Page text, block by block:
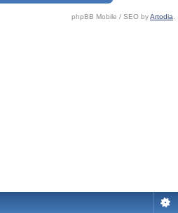
phpBB Mobile / SEO byArtodia